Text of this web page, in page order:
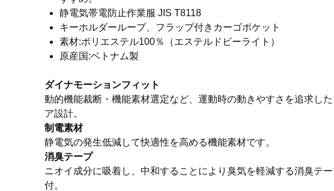
静電気帯電防止作業服 JIS T8118
キーホルダーループ、フラップ付きカーゴポケット
素材:ポリエステル100％（エステルドビーライト）
原産国:ベトナム製
ダイナモーションフィット
動的機能裁断・機能素材選定など、運動時の動きやすさを追求し
ア設計。
制電素材
静電気の発生低減して快適性を高める機能素材です。
消臭テープ
ニオイ成分に吸着し、中和することにより臭気を軽減する消臭テ
付。